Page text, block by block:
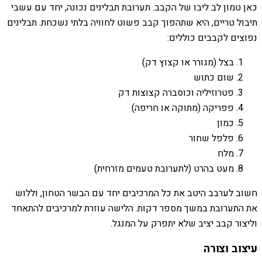
כאן טמון לב ליבו של הקבב. תערובת תבלינים נכונה, יחד עם עשבי
תיבול טריים, היא שתהפוך קבב פשוט לחוויה בלתי נשכחת. תבלינים
נפוצים לקבבים כוללים:
בצל (מגורר או קצוץ דק)
שום כתוש
פטרוזיליה וכוסברה קצוצות דק
פפריקה (מתוקה או חריפה)
כמון
פלפל שחור
מלח
מעט בהרט (לתערובת טעמים מזרחית)
חשוב לערבב היטב את כל המרכיבים יחד עם הבשר הטחון, וללוש
את התערובת במשך מספר דקות. הלישה עוזרת למרכיבים להתאחד
וליצור קבב יציב שלא יתפרק על המנגל.
עיצוב וצורה